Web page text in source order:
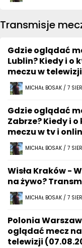
Transmisje
Gdzie oglądać
Lublin? Kiedy i
meczu w
MICHAŁ BOSAK / 7
Gdzie oglądać
Zabrze? Kiedy i
meczu w tv i
MICHAŁ BOSAK / 7
Wisła Kraków -
na żywo?
MICHAŁ BOSAK / 7
Polonia
oglądać mecz
telewizji